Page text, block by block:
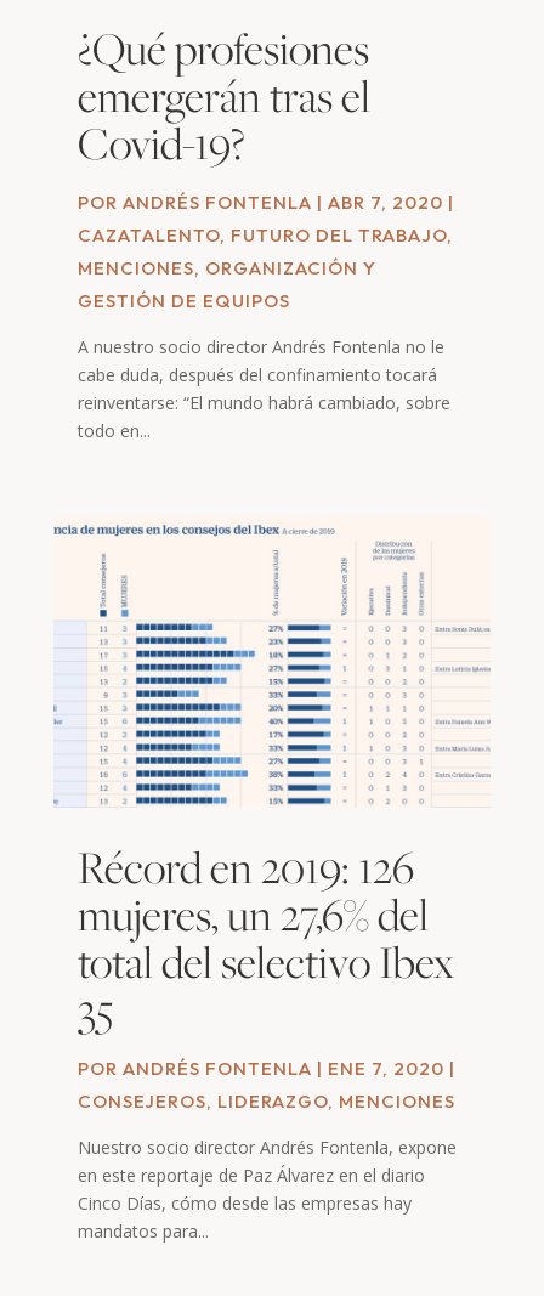
¿Qué profesiones
emergerán tras el
Covid-19?
POR ANDRÉS FONTENLA | ABR 7, 2020 |
CAZATALENTO, FUTURO DEL TRABAJO,
MENCIONES, ORGANIZACIÓN Y
GESTIÓN DE EQUIPOS
A nuestro socio director Andrés Fontenla no le
cabe duda, después del confinamiento tocará
reinventarse: “El mundo habrá cambiado, sobre
todo en...
Récord en 2019: 126
mujeres, un 27,6% del
total del selectivo Ibex
35
POR ANDRÉS FONTENLA | ENE 7, 2020 |
CONSEJEROS, LIDERAZGO, MENCIONES
Nuestro socio director Andrés Fontenla, expone
en este reportaje de Paz Álvarez en el diario
Cinco Días, cómo desde las empresas hay
mandatos para...